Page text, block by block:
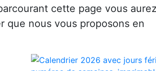
cette page vous
que nous vous proposons en